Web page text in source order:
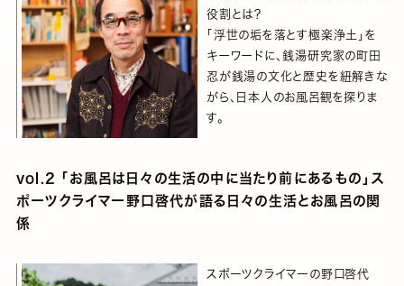
役割とは？
「浮世の垢を落とす極楽浄土」を
キーワードに、銭湯研究家の町田
忍が銭湯の文化と歴史を紐解きな
がら、日本人のお風呂観を探りま
す。
vol.2 「お風呂は日々の生活の中に当たり前にあるもの」ス
ポーツクライマー野口啓代が語る日々の生活とお風呂の関
係
スポーツクライマーの野口啓代